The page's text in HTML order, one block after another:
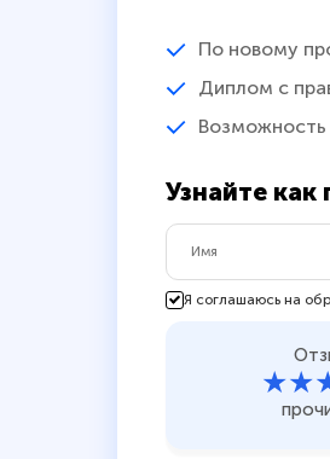
По новому
Диплом с
Возможность
Узнайте как
Я соглашаюсь на